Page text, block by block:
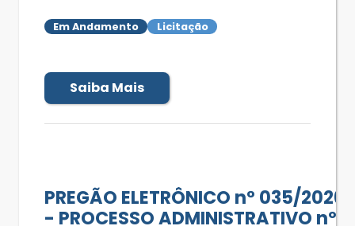
Em Andamento Licitação
Saiba Mais
PREGÃO ELETRÔNICO n° 035/2026
- PROCESSO ADMINISTRATIVO nº